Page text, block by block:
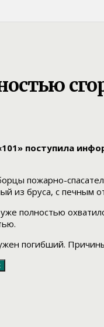
поступила
пожарно-
из бруса, с печным
полностью
погибший.